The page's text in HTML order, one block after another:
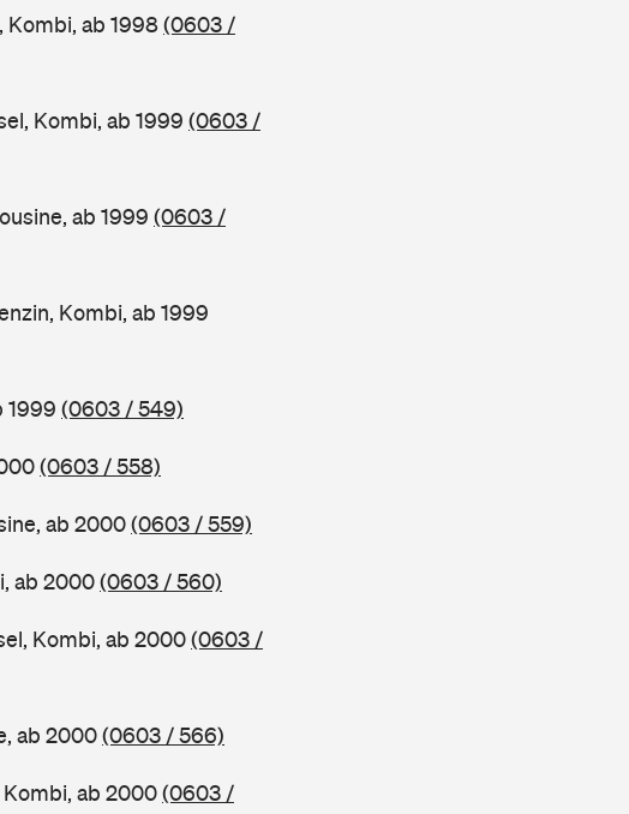
Kombi, ab 1998(0603 /
Kombi, ab 1999 (0603 /
ab 1999 (0603 /
Kombi, ab 1999
1999 (0603 / 549)
(0603 / 558)
ab 2000(0603 / 559)
ab 2000(0603 / 560)
Kombi, ab 2000(0603 /
ab 2000(0603 / 566)
Kombi, ab 2000(0603 /